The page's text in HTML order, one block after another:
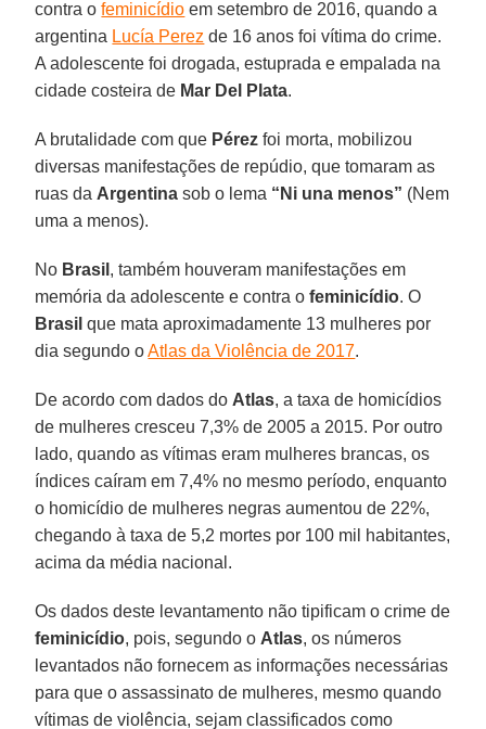
contra ofeminicídio em setembro de 2016, quando a
argentina Lucía Perez de 16 anos foi vítima do crime.
A adolescente foi drogada, estuprada e empalada na
cidade costeira de Mar Del Plata.
A brutalidade com que Pérez foi morta, mobilizou
diversas manifestações de repúdio, que tomaram as
ruas da Argentina sob o lema “Ni una menos” (Nem
uma a menos).
No Brasil , também houveram manifestações em
memória da adolescente e contra ofeminicídio. O
Brasil que mata aproximadamente 13 mulheres por
dia segundo oAtlas da Violência de 2017.
De acordo com dados do Atlas, a taxa de homicídios
de mulheres cresceu 7,3% de 2005 a 2015. Por outro
lado, quando as vítimas eram mulheres brancas, os
índices caíram em 7,4% no mesmo período, enquanto
o homicídio de mulheres negras aumentou de 22%,
chegando à taxa de 5,2 mortes por 100 mil habitantes,
acima da média nacional.
Os dados deste levantamento não tipificam o crime de
feminicídio, pois, segundo o Atlas, os números
levantados não fornecem as informações necessárias
para que o assassinato de mulheres, mesmo quando
vítimas de violência, sejam classificados como